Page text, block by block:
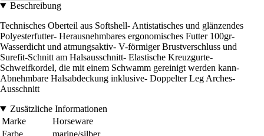
Beschreibung
Technisches Oberteil aus Softshell- Antistatisches und glänzendes
Polyesterfutter- Herausnehmbares ergonomisches Futter 100gr-
Wasserdicht und atmungsaktiv- V-förmiger Brustverschluss und
Surefit-Schnitt am Halsausschnitt- Elastische Kreuzgurte-
Schweifkordel, die mit einem Schwamm gereinigt werden kann-
Abnehmbare Halsabdeckung inklusive- Doppelter Leg Arches-
Ausschnitt
Zusätzliche Informationen
Marke
Horseware
Farbe
marine/silber